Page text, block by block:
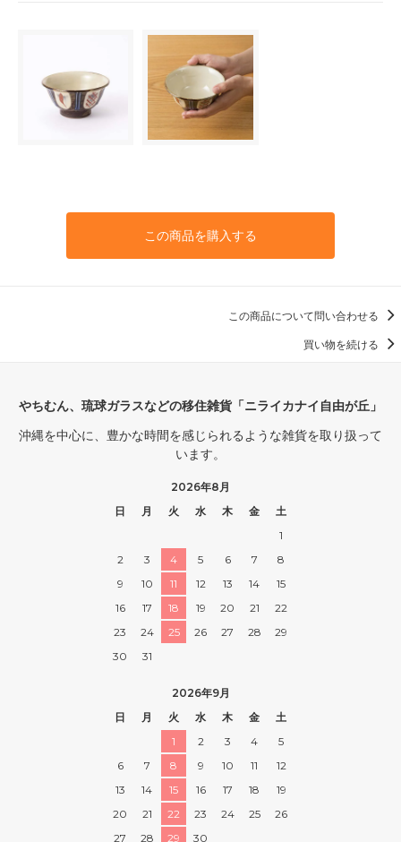
この商品を購入する
この商品について問い合わせる
買い物を続ける
やちむん、琉球ガラスなどの移住雑貨「ニライカナイ自由が丘」
沖縄を中心に、豊かな時間を感じられるような雑貨を取り扱って
います。
2026年8月
日
月 火 水 木 金
土
1
2
3 4 5 6 7
8
9
10 11 12 13 14
15
16
17 18 19 20 21
22
23
24 25 26 27 28
29
30
31
2026年9月
日
月 火 水 木 金
土
1
2 3 4
5
6
7 8 9 10 11
12
13
14 15 16 17 18
19
20
21 22 23 24 25
26
27
28 29 30